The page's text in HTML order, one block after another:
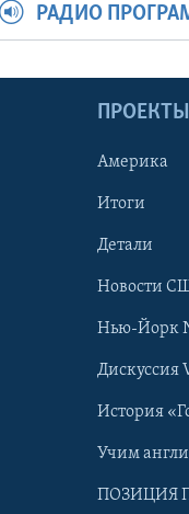
РАДИО
ПРОЕКТЫ
Америка
Итоги
Детали
Новости
Нью-Йорк
Дискуссия
История
Учим
ПОЗИЦИЯ